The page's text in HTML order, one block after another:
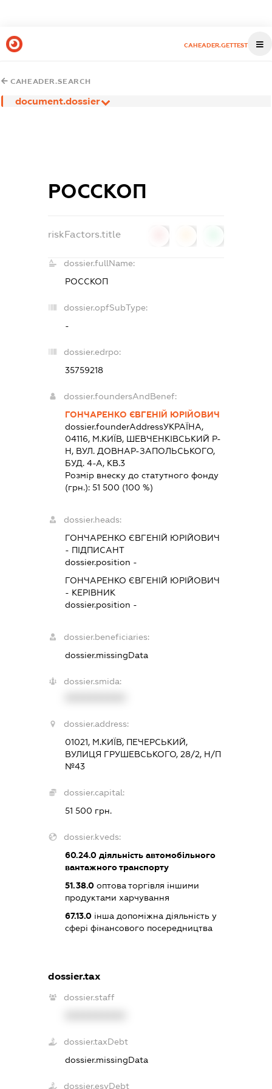
CAHEADER.GETTEST
CAHEADER.SEARCH
document.dossier
РОССКОП
riskFactors.title
dossier.fullName:
РОССКОП
dossier.opfSubType:
-
dossier.edrpo:
35759218
dossier.foundersAndBenef:
ГОНЧАРЕНКО ЄВГЕНІЙ ЮРІЙОВИЧ
dossier.founderAddressУКРАЇНА,
04116, М.КИЇВ, ШЕВЧЕНКІВСЬКИЙ Р-
Н, ВУЛ. ДОВНАР-ЗАПОЛЬСЬКОГО,
БУД. 4-А, КВ.3
Розмір внеску до статутного фонду
(грн.):51 500 (100 %)
dossier.heads:
ГОНЧАРЕНКО ЄВГЕНІЙ ЮРІЙОВИЧ
- ПІДПИСАНТ
dossier.position -
ГОНЧАРЕНКО ЄВГЕНІЙ ЮРІЙОВИЧ
- КЕРІВНИК
dossier.position -
dossier.beneficiaries:
dossier.missingData
dossier.smida:
dossier.address:
01021, М.КИЇВ, ПЕЧЕРСЬКИЙ,
ВУЛИЦЯ ГРУШЕВСЬКОГО, 28/2, Н/П
№43
dossier.capital:
51 500 грн.
dossier.kveds:
60.24.0 діяльність автомобільного
вантажного транспорту
51.38.0 оптова торгівля іншими
продуктами харчування
67.13.0 інша допоміжна діяльність у
сфері фінансового посередництва
dossier.tax
dossier.staff
dossier.taxDebt
dossier.missingData
dossier.esvDebt